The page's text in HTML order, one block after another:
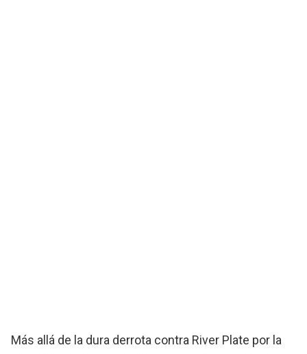
Más allá de la dura derrota contra River Plate por la